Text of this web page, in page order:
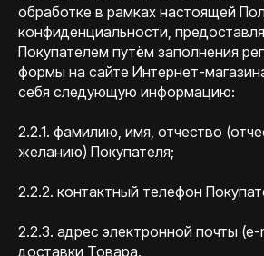
обработке в рамках настоящей
конфиденциальности,
Покупателем путём заполнения
формы на сайте Интернет-
себя следующую информацию:
2.2.1. фамилию, имя, отчество
желанию) Покупателя;
2.2.2. контактный телефон
2.2.3. адрес электронной почты (e-
доставки Товара.